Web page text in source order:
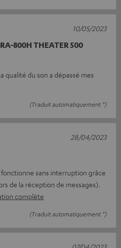
800H THEATER 500
qualité du son a dépassé mes
(Traduit automatiquement *)
10/05/2023
sans interruption grâce
de la réception de messages).
complète
(Traduit automatiquement *)
28/04/2023